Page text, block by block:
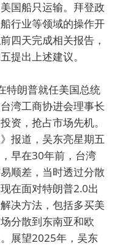
国船只运输。拜登政
行业等领域的操作开
四天完成相关报告，
提出上述建议。
特朗普就任美国总统
湾工商协进会理事长
资，抢占市场先机。
报道，吴东亮星期五
早在30年前，台湾
顺差，当时透过分散
在面对特朗普2.0出
决方法，包括多买美
分散到东南亚和欧
展望2025年，吴东